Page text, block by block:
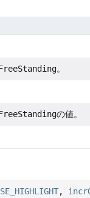
。
の値。
,